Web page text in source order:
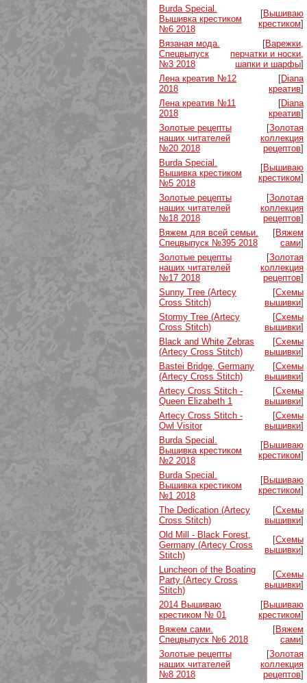
Burda Special.
Вышивка крестиком
№6 2018
[Вышиваю
крестиком]
Вязаная мода.
Спецвыпуск
№3 2018
[Варежки,
перчатки и носки,
шапки и шарфы]
Лена креатив №12
2018
[Diana
креатив]
Лена креатив №11
2018
[Diana
креатив]
Золотые рецепты
наших читателей
№20 2018
[Золотая
коллекция
рецептов]
Burda Special.
Вышивка крестиком
№5 2018
[Вышиваю
крестиком]
Золотые рецепты
наших читателей
№18 2018
[Золотая
коллекция
рецептов]
Вяжем для всей семьи.
Спецвыпуск №395 2018
[Вяжем
сами]
Золотые рецепты
наших читателей
№17 2018
[Золотая
коллекция
рецептов]
Sunny Tree (Artecy
Cross Stitch)
[Схемы
вышивки]
Stormy Tree (Artecy
Cross Stitch)
[Схемы
вышивки]
Black and White Zebras
(Artecy Cross Stitch)
[Схемы
вышивки]
Bastei Bridge, Germany
(Artecy Cross Stitch)
[Схемы
вышивки]
Artecy Cross Stitch -
Queen Elizabeth 1
[Схемы
вышивки]
Artecy Cross Stitch -
Owl Visitor
[Схемы
вышивки]
Burda Special.
Вышивка крестиком
№2 2018
[Вышиваю
крестиком]
Burda Special.
Вышивка крестиком
№1 2018
[Вышиваю
крестиком]
The Dedication (Artecy
Cross Stitch)
[Схемы
вышивки]
Old Mill - Black Forest,
Germany (Artecy Cross
Stitch)
[Схемы
вышивки]
Luncheon of the Boating
Party (Artecy Cross
Stitch)
[Схемы
вышивки]
2014 Вышиваю
крестиком № 01
[Вышиваю
крестиком]
Вяжем сами.
Спецвыпуск №6 2018
[Вяжем
сами]
Золотые рецепты
наших читателей
№8 2018
[Золотая
коллекция
рецептов]